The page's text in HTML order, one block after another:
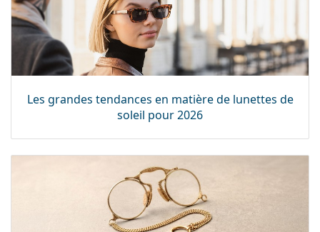
Les grandes tendances en matière de lunettes de
soleil pour 2026